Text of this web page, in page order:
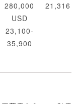
280,000
USD
23,100-
35,900
21,316